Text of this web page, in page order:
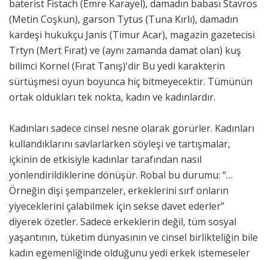
baterist Fistach (Emre Karayel), damadın babası Stavros
(Metin Coşkun), garson Tytus (Tuna Kırlı), damadın
kardeşi hukukçu Janis (Timur Acar), magazin gazetecisi
Trtyn (Mert Fırat) ve (aynı zamanda damat olan) kuş
bilimci Kornel (Fırat Tanış)'dir Bu yedi karakterin
sürtüşmesi oyun boyunca hiç bitmeyecektir. Tümünün
ortak oldukları tek nokta, kadın ve kadınlardır.
Kadınları sadece cinsel nesne olarak görürler. Kadınları
kullandıklarını savlarlarken söyleşi ve tartışmalar,
içkinin de etkisiyle kadınlar tarafından nasıl
yönlendirildiklerine dönüşür. Robal bu durumu: “…
Örneğin dişi şempanzeler, erkeklerini sırf onların
yiyeceklerini çalabilmek için sekse davet ederler”
diyerek özetler. Sadece erkeklerin değil, tüm sosyal
yaşantının, tüketim dünyasının ve cinsel birlikteliğin bile
kadın egemenliğinde olduğunu yedi erkek istemeseler